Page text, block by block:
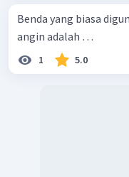
Benda yang biasa
angin adalah …
1 5.0